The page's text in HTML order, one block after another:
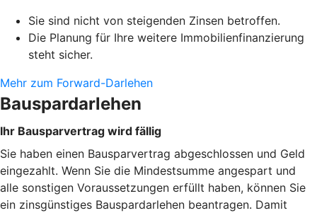
Sie sind nicht von steigenden Zinsen betroffen.
Die Planung für Ihre weitere Immobilienfinanzierung
steht sicher.
Mehr zum Forward-Darlehen
Bauspardarlehen
Ihr Bausparvertrag wird fällig
Sie haben einen Bausparvertrag abgeschlossen und Geld
eingezahlt. Wenn Sie die Mindestsumme angespart und
alle sonstigen Voraussetzungen erfüllt haben, können Sie
ein zinsgünstiges Bauspardarlehen beantragen. Damit